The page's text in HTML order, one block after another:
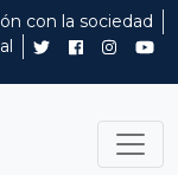
con la sociedad